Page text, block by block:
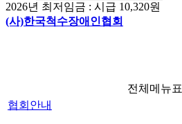
2026년 최저임금 : 시급 10,320원
(사)한국척수장애인협회
국제 교류/개
발 협력사업
전체메뉴표
협회안내